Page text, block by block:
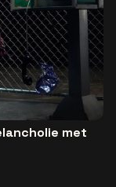
met